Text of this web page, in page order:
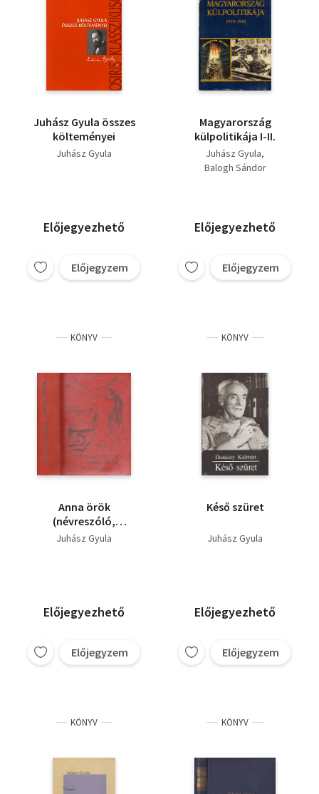
Juhász Gyula összes
költeményei
Juhász Gyula
Előjegyezhető
Előjegyzem
Magyarország
külpolitikája I-II.
Juhász Gyula
Balogh Sándor
Előjegyezhető
Előjegyzem
KÖNYV
Anna örök
(névreszóló,
minikönyv)
Juhász Gyula
Előjegyezhető
Előjegyzem
KÖNYV
Késő szüret
Juhász Gyula
Előjegyezhető
Előjegyzem
KÖNYV KÖNYV